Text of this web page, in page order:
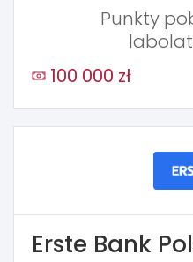
Punkty
100 000 zł
Erste Bank